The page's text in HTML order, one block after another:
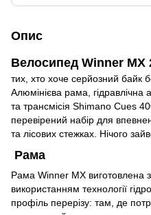
Опис
Велосипед Winner MX
тих, хто хоче серйозний байк
Алюмінієва рама, гідравлічна
та трансмісія Shimano Cues
перевірений набір для
та лісових стежках. Нічого
Рама
Рама Winner MX виготовлена
використанням технології
профіль перерізу: там, де